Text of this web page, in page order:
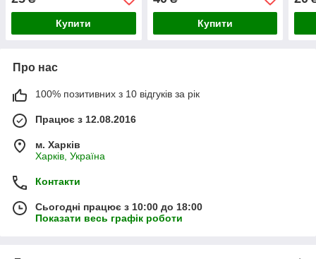
Купити Купити
Про нас
100% позитивних з 10 відгуків за рік
Працює з 12.08.2016
м. Харків
Харків, Україна
Контакти
Сьогодні працює з 10:00 до 18:00
Показати весь графік роботи